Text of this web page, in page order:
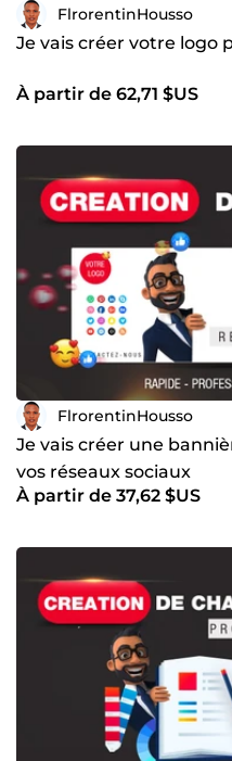
FlrorentinHousso
Je vais créer votre logo
À partir de 62,71 $US
FlrorentinHousso
Je vais créer une
vos réseaux sociaux
À partir de 37,62 $US